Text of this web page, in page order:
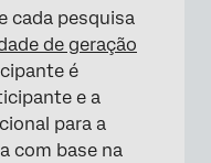
cada pesquisa
de geração
é
e a
para a
com base na